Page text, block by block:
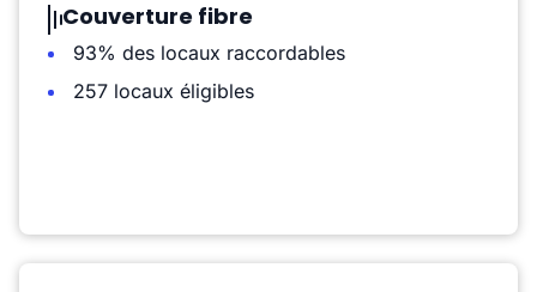
Couverture fibre
93% des locaux raccordables
257 locaux éligibles